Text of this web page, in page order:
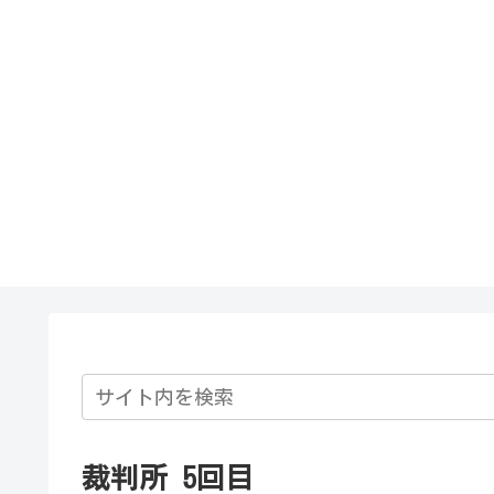
裁判所 5回目